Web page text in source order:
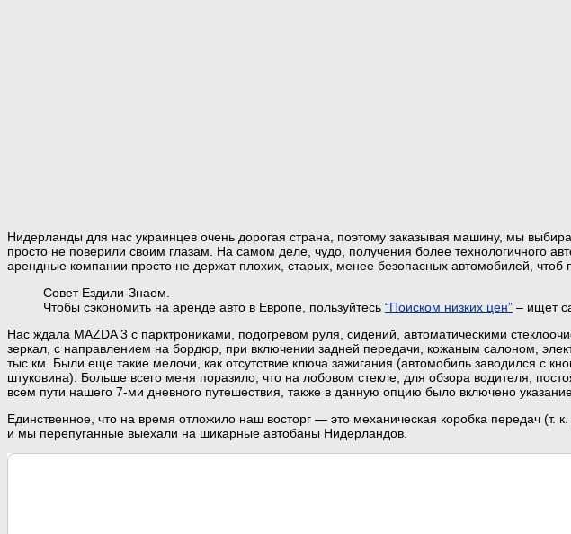
Нидерланды для нас украинцев очень дорогая страна, поэтому заказывая машину, мы
просто не поверили своим глазам. На самом деле, чудо, получения более технологичного
арендные компании просто не держат плохих, старых, менее безопасных автомобилей, чтоб
Совет Ездили-Знаем.
Чтобы сэкономить на аренде авто в Европе, пользуйтесь “Поиском низких цен” – ищет
Нас ждала MAZDA 3 с парктрониками, подогревом руля, сидений, автоматическими
зеркал, с направлением на бордюр, при включении задней передачи, кожаным салоном,
тыс.км. Были еще такие мелочи, как отсутствие ключа зажигания (автомобиль заводился с
штуковина). Больше всего меня поразило, что на лобовом стекле, для обзора водителя,
всем пути нашего 7-ми дневного путешествия, также в данную опцию было включено
Единственное, что на время отложило наш восторг — это механическая коробка передач (т.
и мы перепуганные выехали на шикарные автобаны Нидерландов.